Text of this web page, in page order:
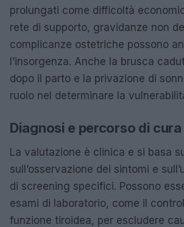
prolungati come difficoltà
rete di supporto, gravidanze non
complicanze ostetriche possono
l’insorgenza. Anche la brusca
dopo il parto e la privazione di
ruolo nel determinare la
Diagnosi e percorso di cura
La valutazione è clinica e si basa
sull’osservazione dei sintomi e
di screening specifici. Possono
esami di laboratorio, come il
funzione tiroidea, per escludere